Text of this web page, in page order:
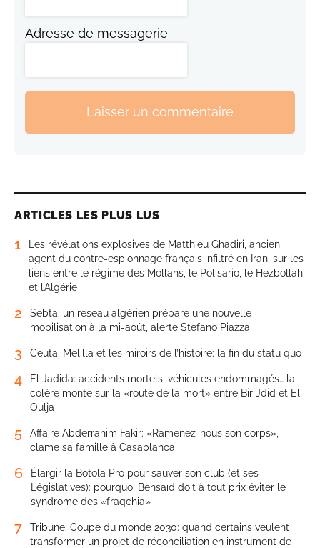
Adresse de messagerie
Laisser un commentaire
ARTICLES LES PLUS LUS
1
Les révélations explosives de Matthieu Ghadiri, ancien
agent du contre-espionnage français infiltré en Iran, sur les
liens entre le régime des Mollahs, le Polisario, le Hezbollah
et l’Algérie
2
Sebta: un réseau algérien prépare une nouvelle
mobilisation à la mi-août, alerte Stefano Piazza
3 Ceuta, Melilla et les miroirs de l’histoire: la fin du statu quo
4
El Jadida: accidents mortels, véhicules endommagés… la
colère monte sur la «route de la mort» entre Bir Jdid et El
Oulja
5
Affaire Abderrahim Fakir: «Ramenez-nous son corps»,
clame sa famille à Casablanca
6
Élargir la Botola Pro pour sauver son club (et ses
Législatives): pourquoi Bensaïd doit à tout prix éviter le
syndrome des «fraqchia»
7
Tribune. Coupe du monde 2030: quand certains veulent
transformer un projet de réconciliation en instrument de